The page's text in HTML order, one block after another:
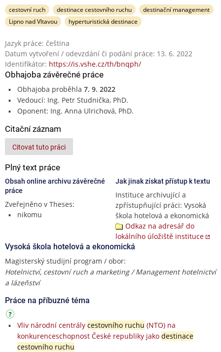
cestovní ruch destinace cestovního ruchu
destinační management
Lipno nad Vltavou
hyperturistická destinace
Jazyk práce: čeština
Datum vytvoření / odevzdání či podání práce: 13. 6. 2022
Identifikátor: https://is.vshe.cz/th/bnqph/
Obhajoba závěrečné práce
Obhajoba proběhla 7. 9. 2022
Vedoucí: Ing. Petr Studnička, PhD.
Oponent: Ing. Anna Ulrichová, PhD.
Citační záznam
Citovat tuto práci
Plný text práce
Obsah online archivu závěrečné
práce
Zveřejněno v Theses:
nikomu
Jak jinak získat přístup k textu
Instituce archivující a
zpřístupňující práci: Vysoká
škola hotelová a ekonomická
Odkaz na adresář do
lokálního úložiště instituce
Vysoká škola hotelová a ekonomická
Magisterský studijní program / obor:
Hotelnictví, cestovní ruch a marketing / Management hotelnictví
a lázeňství
Práce na příbuzné téma
Vliv národní centrály cestovního ruchu (NTO) na
konkurenceschopnost České republiky jako destinace
cestovního ruchu